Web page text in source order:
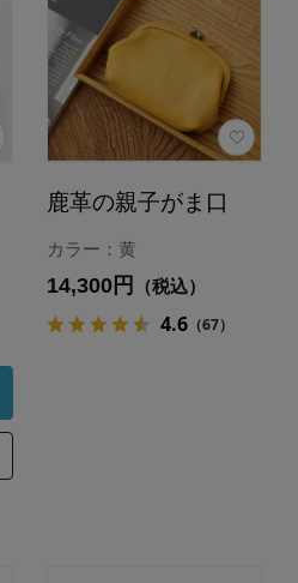
鹿革の親子がま口
カラー：黄
14,300円 （税込）
4.6（67）